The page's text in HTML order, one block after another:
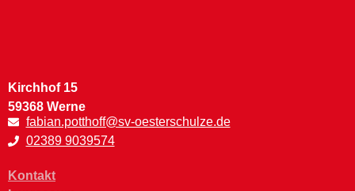
Kirchhof 15
59368 Werne
fabian.potthoff@sv-oesterschulze.de
02389 9039574
Kontakt